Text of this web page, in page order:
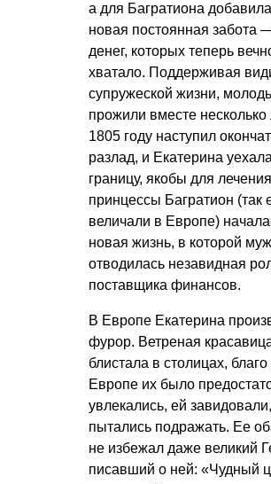
а для Багратиона
новая постоянная забота
денег, которых теперь
хватало. Поддерживая
супружеской жизни,
прожили вместе несколько
1805 году наступил
разлад, и Екатерина
границу, якобы для
принцессы Багратион (так
величали в Европе)
новая жизнь, в которой
отводилась незавидная
поставщика финансов.
В Европе Екатерина
фурор. Ветреная
блистала в столицах, благо
Европе их было
увлекались, ей
пытались подражать. Ее
не избежал даже великий
писавший о ней: «Чудный